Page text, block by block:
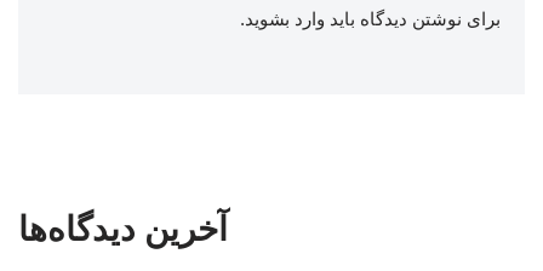
برای نوشتن دیدگاه باید وارد بشوید.
آخرین دیدگاه‌ها